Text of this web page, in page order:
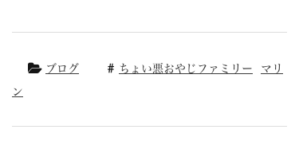
ブログ ちょい悪おやじファミリー マリ
ン